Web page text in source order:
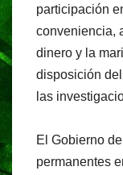
participación
conveniencia,
dinero y la
disposición
las
El Gobierno
permanentes